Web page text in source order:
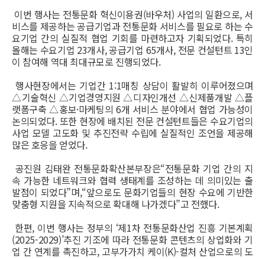
이번 행사는 전통문화 혁신이용권(바우처) 사업의 일환으로, 서
비스를 제공하는 공급기업과 전통문화 서비스를 필요로 하는 수
요기업 간의 실질적 협업 기회를 마련하고자 기획되었다. 특히
올해는 수요기업 23개사, 공급기업 65개사, 전문 컨설턴트 13인
이 참여해 역대 최대규모로 진행되었다.
행사현장에서는 기업간 1:1매칭 상담이 활발히 이루어졌으며
△기술혁신 △기업경영지원 △디자인개선 △신제품개발 △플
랫폼구축 △홍보·마케팅의 6개 서비스 분야에서 협업 가능성이
논의되었다. 또한 현장에 배치된 전문 컨설턴트들은 수요기업의
사업 모델 고도화 및 추진전략 수립에 실질적인 조언을 제공해
많은 호응을 얻었다.
공진원 김태완 전통문화확산본부장은“전통문화 기업 간의 지
속 가능한 네트워크와 협력 생태계를 조성하는 데 의미있는 출
발점이 되었다”며,“앞으로도 문화기업들의 현장 수요에 기반한
맞춤형 지원을 지속적으로 확대해 나가겠다”고 전했다.
한편, 이번 행사는 정부의 ‘제1차 전통문화산업 진흥 기본계획
(2025-2029)’추진 기조에 따라 전통문화 콘텐츠의 상업화와 기
업 간 연계를 촉진하고, 고부가가치 케이(K)-컬처 산업으로의 도